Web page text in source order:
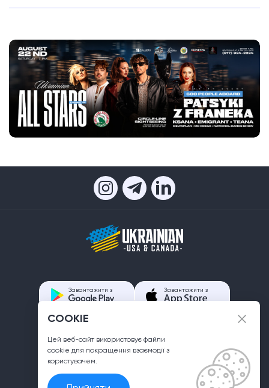
Завантажити з Завантажити з
info@ukrainian.us
COOKIE
Цей веб-сайт використовує файли
сookie для покращення взаємодії з
користувачем.